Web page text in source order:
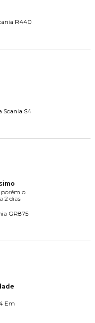
R440
S4
porém o
2 dias
GR875
Em